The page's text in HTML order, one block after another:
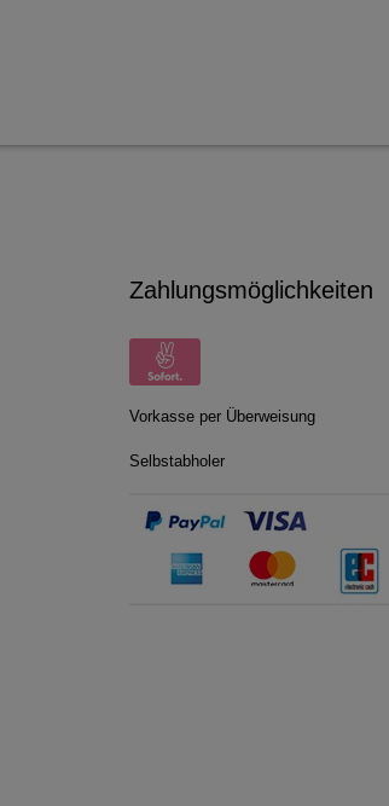
Zahlungsmöglichkeiten
Vorkasse per Überweisung
Selbstabholer